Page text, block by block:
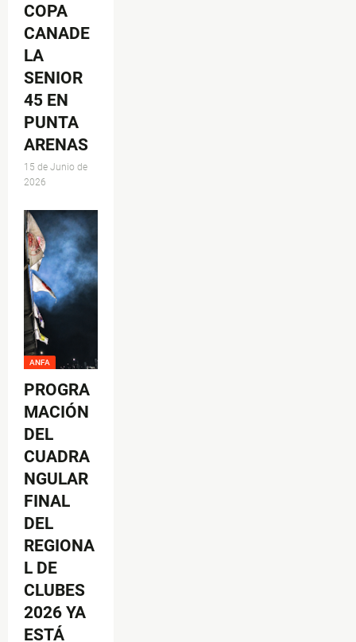
COPA
CANADE
LA
SENIOR
45 EN
PUNTA
ARENAS
15 de Junio de
2026
ANFA
PROGRA
MACIÓN
DEL
CUADRA
NGULAR
FINAL
DEL
REGIONA
L DE
CLUBES
2026 YA
ESTÁ